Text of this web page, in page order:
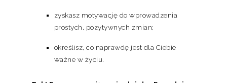
zyskasz motywację do wprowadzenia
prostych, pozytywnych zmian;
określisz, co naprawdę jest dla Ciebie
ważne w życiu.